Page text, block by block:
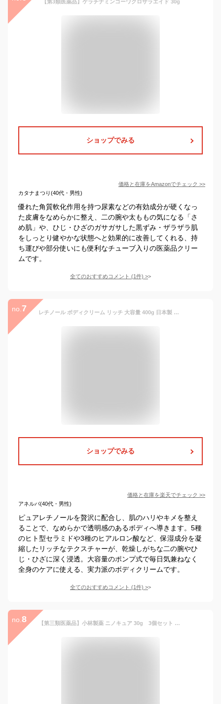
【第3類医薬品】ケラチナミンコーワクロザラエイド 30g
ショップでみる
価格と在庫をAmazonでチェック >>
カタナまつり(40代・男性)
優れた角質軟化作用を持つ尿素などの有効成分が硬くなっ
た皮膚をなめらかに整え、二の腕や太ももの気になる「さ
め肌」や、ひじ・ひざのガサガサした黒ずみ・ザラザラ肌
をしっとり健やかな状態へと効果的に改善してくれる、持
ち運びや部分使いにも便利なチューブ入りの医薬品クリー
ムです。
全てのおすすめコメント (1件) >
no. 7 レチノール ボディクリーム リッチ 大容量 400g 日本製 クリーム しっとり すべすべ 乾燥 二の腕 ざらつき ボディケア 全身 セラミド ひじ ひざ 背中 高保湿 ボディ ビタミンA 公式 Mon BAACE モンバーチェ レチノボディ AAボディクリーム リッチ【おすすめ】
ショップでみる
価格と在庫を楽天でチェック >>
アネルバ(40代・男性)
ピュアレチノールを贅沢に配合し、肌のハリやキメを整え
ることで、なめらかで透明感のあるボディへ導きます。5種
のヒト型セラミドや3種のヒアルロン酸など、保湿成分を凝
縮したリッチなテクスチャーが、乾燥しがちな二の腕やひ
じ・ひざに深く浸透。大容量のポンプ式で毎日気兼ねなく
全身のケアに使える、実力派のボディクリームです。
全てのおすすめコメント (1件) >
no. 8 【第三類医薬品】小林製薬 ニノキュア 30g 3個セット 皮膚薬 二の腕 さめ肌 角化症 乾皮症 二の腕 ブツブツ クリーム ぶつぶつ 腕ぶつ肌